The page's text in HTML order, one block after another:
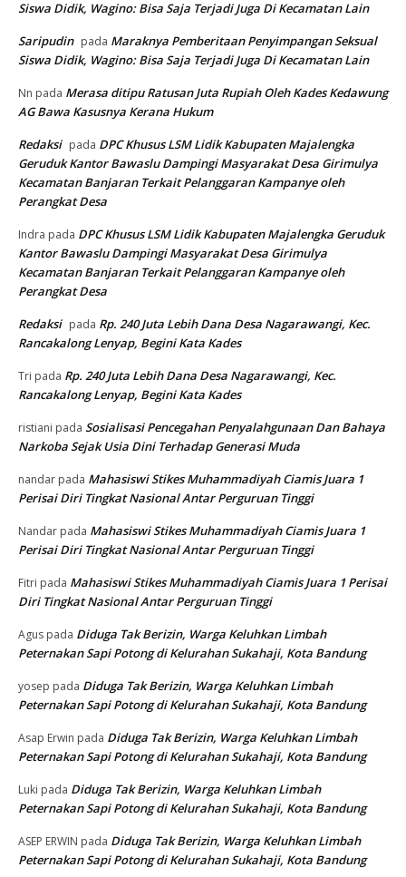
Siswa Didik, Wagino: Bisa Saja Terjadi Juga Di Kecamatan Lain
Saripudin pada Maraknya Pemberitaan Penyimpangan Seksual
Siswa Didik, Wagino: Bisa Saja Terjadi Juga Di Kecamatan Lain
Nn pada Merasa ditipu Ratusan Juta Rupiah Oleh Kades Kedawung
AG Bawa Kasusnya Kerana Hukum
Redaksi pada DPC Khusus LSM Lidik Kabupaten Majalengka
Geruduk Kantor Bawaslu Dampingi Masyarakat Desa Girimulya
Kecamatan Banjaran Terkait Pelanggaran Kampanye oleh
Perangkat Desa
Indra pada DPC Khusus LSM Lidik Kabupaten Majalengka Geruduk
Kantor Bawaslu Dampingi Masyarakat Desa Girimulya
Kecamatan Banjaran Terkait Pelanggaran Kampanye oleh
Perangkat Desa
Redaksi pada Rp. 240 Juta Lebih Dana Desa Nagarawangi, Kec.
Rancakalong Lenyap, Begini Kata Kades
Tri pada Rp. 240 Juta Lebih Dana Desa Nagarawangi, Kec.
Rancakalong Lenyap, Begini Kata Kades
ristiani pada Sosialisasi Pencegahan Penyalahgunaan Dan Bahaya
Narkoba Sejak Usia Dini Terhadap Generasi Muda
nandar pada Mahasiswi Stikes Muhammadiyah Ciamis Juara 1
Perisai Diri Tingkat Nasional Antar Perguruan Tinggi
Nandar pada Mahasiswi Stikes Muhammadiyah Ciamis Juara 1
Perisai Diri Tingkat Nasional Antar Perguruan Tinggi
Fitri pada Mahasiswi Stikes Muhammadiyah Ciamis Juara 1 Perisai
Diri Tingkat Nasional Antar Perguruan Tinggi
Agus pada Diduga Tak Berizin, Warga Keluhkan Limbah
Peternakan Sapi Potong di Kelurahan Sukahaji, Kota Bandung
yosep pada Diduga Tak Berizin, Warga Keluhkan Limbah
Peternakan Sapi Potong di Kelurahan Sukahaji, Kota Bandung
Asap Erwin pada Diduga Tak Berizin, Warga Keluhkan Limbah
Peternakan Sapi Potong di Kelurahan Sukahaji, Kota Bandung
Luki pada Diduga Tak Berizin, Warga Keluhkan Limbah
Peternakan Sapi Potong di Kelurahan Sukahaji, Kota Bandung
ASEP ERWIN pada Diduga Tak Berizin, Warga Keluhkan Limbah
Peternakan Sapi Potong di Kelurahan Sukahaji, Kota Bandung